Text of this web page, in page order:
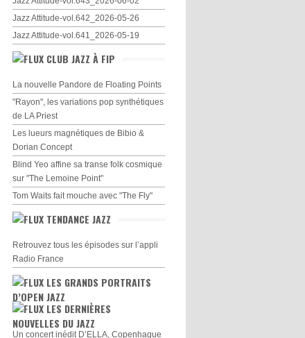
Jazz Attitude-vol.642_2026-05-26
Jazz Attitude-vol.641_2026-05-19
CLUB JAZZ À FIP
La nouvelle Pandore de Floating Points
"Rayon", les variations pop synthétiques
de LA Priest
Les lueurs magnétiques de Bibio &
Dorian Concept
Blind Yeo affine sa transe folk cosmique
sur "The Lemoine Point"
Tom Waits fait mouche avec "The Fly"
TENDANCE JAZZ
Retrouvez tous les épisodes sur l’appli
Radio France
LES GRANDS PORTRAITS
D’OPEN JAZZ
LES DERNIÈRES
NOUVELLES DU JAZZ
Un concert inédit D’ELLA, Copenhague